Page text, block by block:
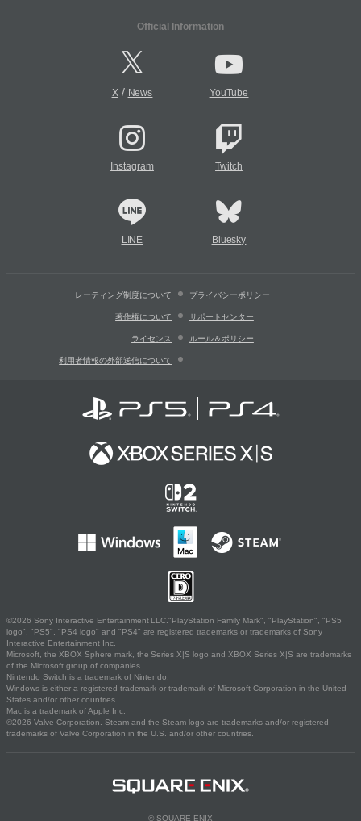
Official Information
X/ News YouTube
Instagram Twitch
LINE Bluesky
レーティング制度について プライバシーポリシー
著作権について サポートセンター
ライセンス ルール＆ポリシー
利用者情報の外部送信について
©2026 Sony Interactive Entertainment LLC."PlayStation Family Mark", "PlayStation", "PS5
logo", "PS5", "PS4 logo" and "PS4" are registered trademarks or trademarks of Sony
Interactive Entertainment Inc.
Microsoft, the XBOX Sphere mark, the Series X|S logo and XBOX Series X|S are trademarks
of the Microsoft group of companies.
Nintendo Switch is a trademark of Nintendo.
Windows is either a registered trademark or trademark of Microsoft Corporation in the United
States and/or other countries.
Mac is a trademark of Apple Inc.
©2026 Valve Corporation. Steam and the Steam logo are trademarks and/or registered
trademarks of Valve Corporation in the U.S. and/or other countries.
© SQUARE ENIX